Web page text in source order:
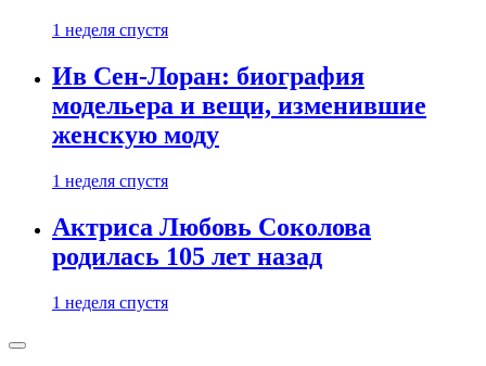
1 неделя спустя
Ив Сен-Лоран: биография
модельера и вещи, изменившие
женскую моду
1 неделя спустя
Актриса Любовь Соколова
родилась 105 лет назад
1 неделя спустя